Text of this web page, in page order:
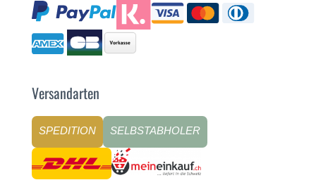
Versandarten
SPEDITION SELBSTABHOLER